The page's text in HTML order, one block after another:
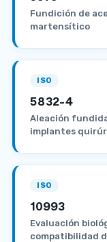
Fundición de
martensítico
ISO
5832-4
Aleación
implantes
ISO
10993
Evaluación
compatibilidad